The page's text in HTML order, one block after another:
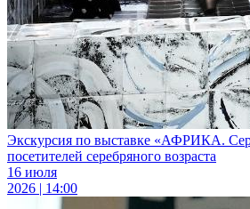
Экскурсия по выставке «АФРИКА.
посетителей серебряного возраста
16 июля
2026 | 14:00